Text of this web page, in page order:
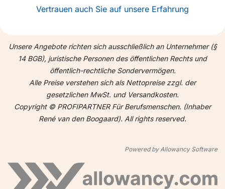
Vertrauen auch Sie auf unsere Erfahrung
Unsere Angebote richten sich ausschließlich an Unternehmer (§
14 BGB), juristische Personen des öffentlichen Rechts und
öffentlich-rechtliche Sondervermögen.
Alle Preise verstehen sich als Nettopreise zzgl. der
gesetzlichen MwSt. und Versandkosten.
Copyright © PROFIPARTNER Für Berufsmenschen. (Inhaber
René van den Boogaard). All rights reserved.
Powered by Allowancy Software